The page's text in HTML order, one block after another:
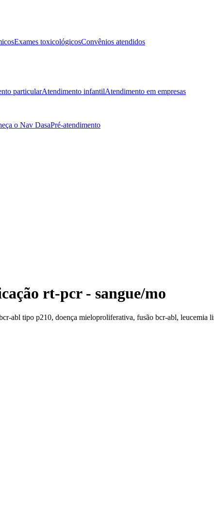
Exames toxicológicosConvênios atendidos
particularAtendimento infantilAtendimento em empresas
o Nav DasaPré-atendimento
rt-pcr - sangue/mo
abl tipo p210, doença mieloproliferativa, fusão bcr-abl, leucemia